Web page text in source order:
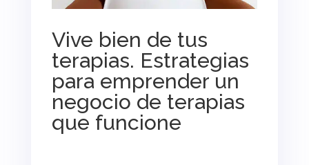
Vive bien de tus
terapias. Estrategias
para emprender un
negocio de terapias
que funcione